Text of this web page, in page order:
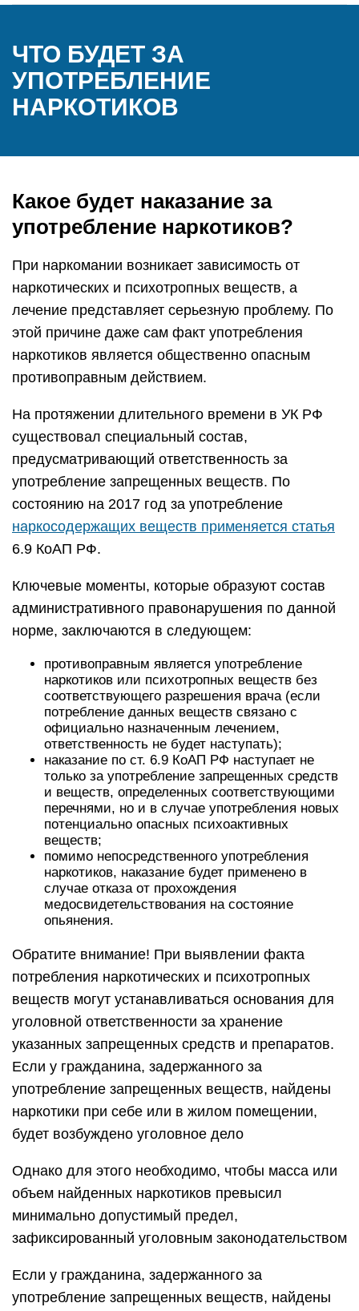
ЧТО БУДЕТ ЗА
УПОТРЕБЛЕНИЕ
НАРКОТИКОВ
Какое будет наказание за
употребление наркотиков?
При наркомании возникает зависимость от
наркотических и психотропных веществ, а
лечение представляет серьезную проблему. По
этой причине даже сам факт употребления
наркотиков является общественно опасным
противоправным действием.
На протяжении длительного времени в УК РФ
существовал специальный состав,
предусматривающий ответственность за
употребление запрещенных веществ. По
состоянию на 2017 год за употребление
наркосодержащих веществ применяется статья
6.9 КоАП РФ.
Ключевые моменты, которые образуют состав
административного правонарушения по данной
норме, заключаются в следующем:
противоправным является употребление
наркотиков или психотропных веществ без
соответствующего разрешения врача (если
потребление данных веществ связано с
официально назначенным лечением,
ответственность не будет наступать);
наказание по ст. 6.9 КоАП РФ наступает не
только за употребление запрещенных средств
и веществ, определенных соответствующими
перечнями, но и в случае употребления новых
потенциально опасных психоактивных
веществ;
помимо непосредственного употребления
наркотиков, наказание будет применено в
случае отказа от прохождения
медосвидетельствования на состояние
опьянения.
Обратите внимание! При выявлении факта
потребления наркотических и психотропных
веществ могут устанавливаться основания для
уголовной ответственности за хранение
указанных запрещенных средств и препаратов.
Если у гражданина, задержанного за
употребление запрещенных веществ, найдены
наркотики при себе или в жилом помещении,
будет возбуждено уголовное дело
Однако для этого необходимо, чтобы масса или
объем найденных наркотиков превысил
минимально допустимый предел,
зафиксированный уголовным законодательством
Если у гражданина, задержанного за
употребление запрещенных веществ, найдены